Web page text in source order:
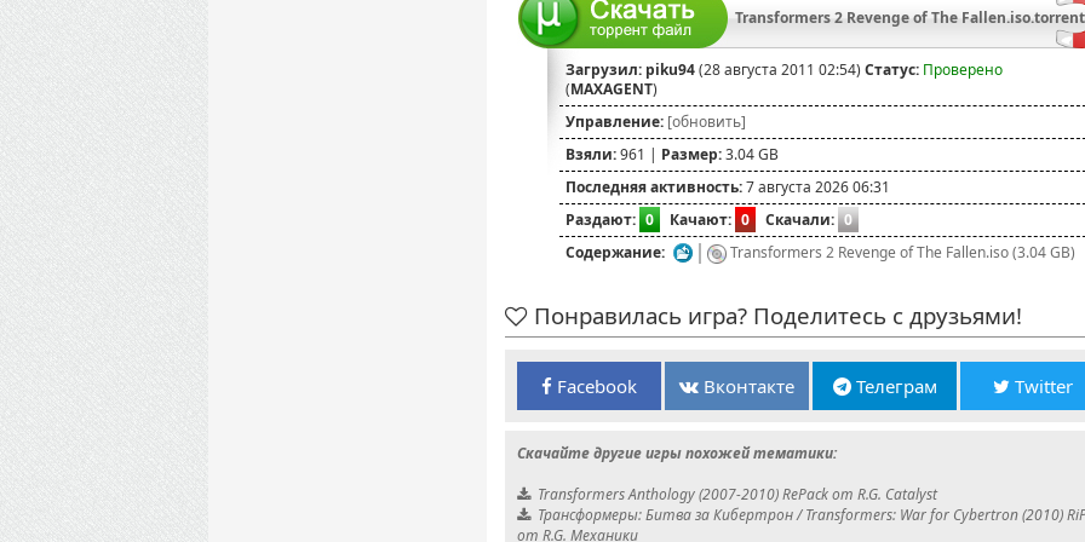
Transformers 2 Revenge of The Fallen.iso.torrent
Загрузил: piku94(28 августа 2011 02:54) Статус: Проверено
(MAXAGENT)
Управление: [обновить]
Взяли:961 | Размер:3.04 GB
Последняя активность:7 августа 2026 06:31
Раздают: 0 Качают: 0 Скачали: 0
Содержание:
Transformers 2 Revenge of The Fallen.iso (3.04 GB)
Понравилась игра? Поделитесь с друзьями!
Facebook Вконтакте Телеграм Twitter
Скачайте другие игры похожей тематики:
Transformers Anthology (2007-2010) RePack от R.G. Catalyst
Трансформеры: Битва за Кибертрон / Transformers: War for Cybertron (2010)
от R.G. Механики